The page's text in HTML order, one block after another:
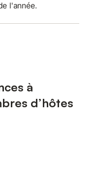
l'année.
à
d’hôtes